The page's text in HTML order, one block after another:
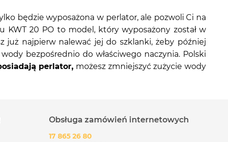
będzie wyposażona w perlator, ale pozwoli Ci na
KWT 20 PO to model, który wyposażony został w
najpierw nalewać jej do szklanki, żeby później
bezpośrednio do właściwego naczynia. Polski
perlator, możesz zmniejszyć zużycie wody
Obsługa zamówień internetowych
17 865 26 80